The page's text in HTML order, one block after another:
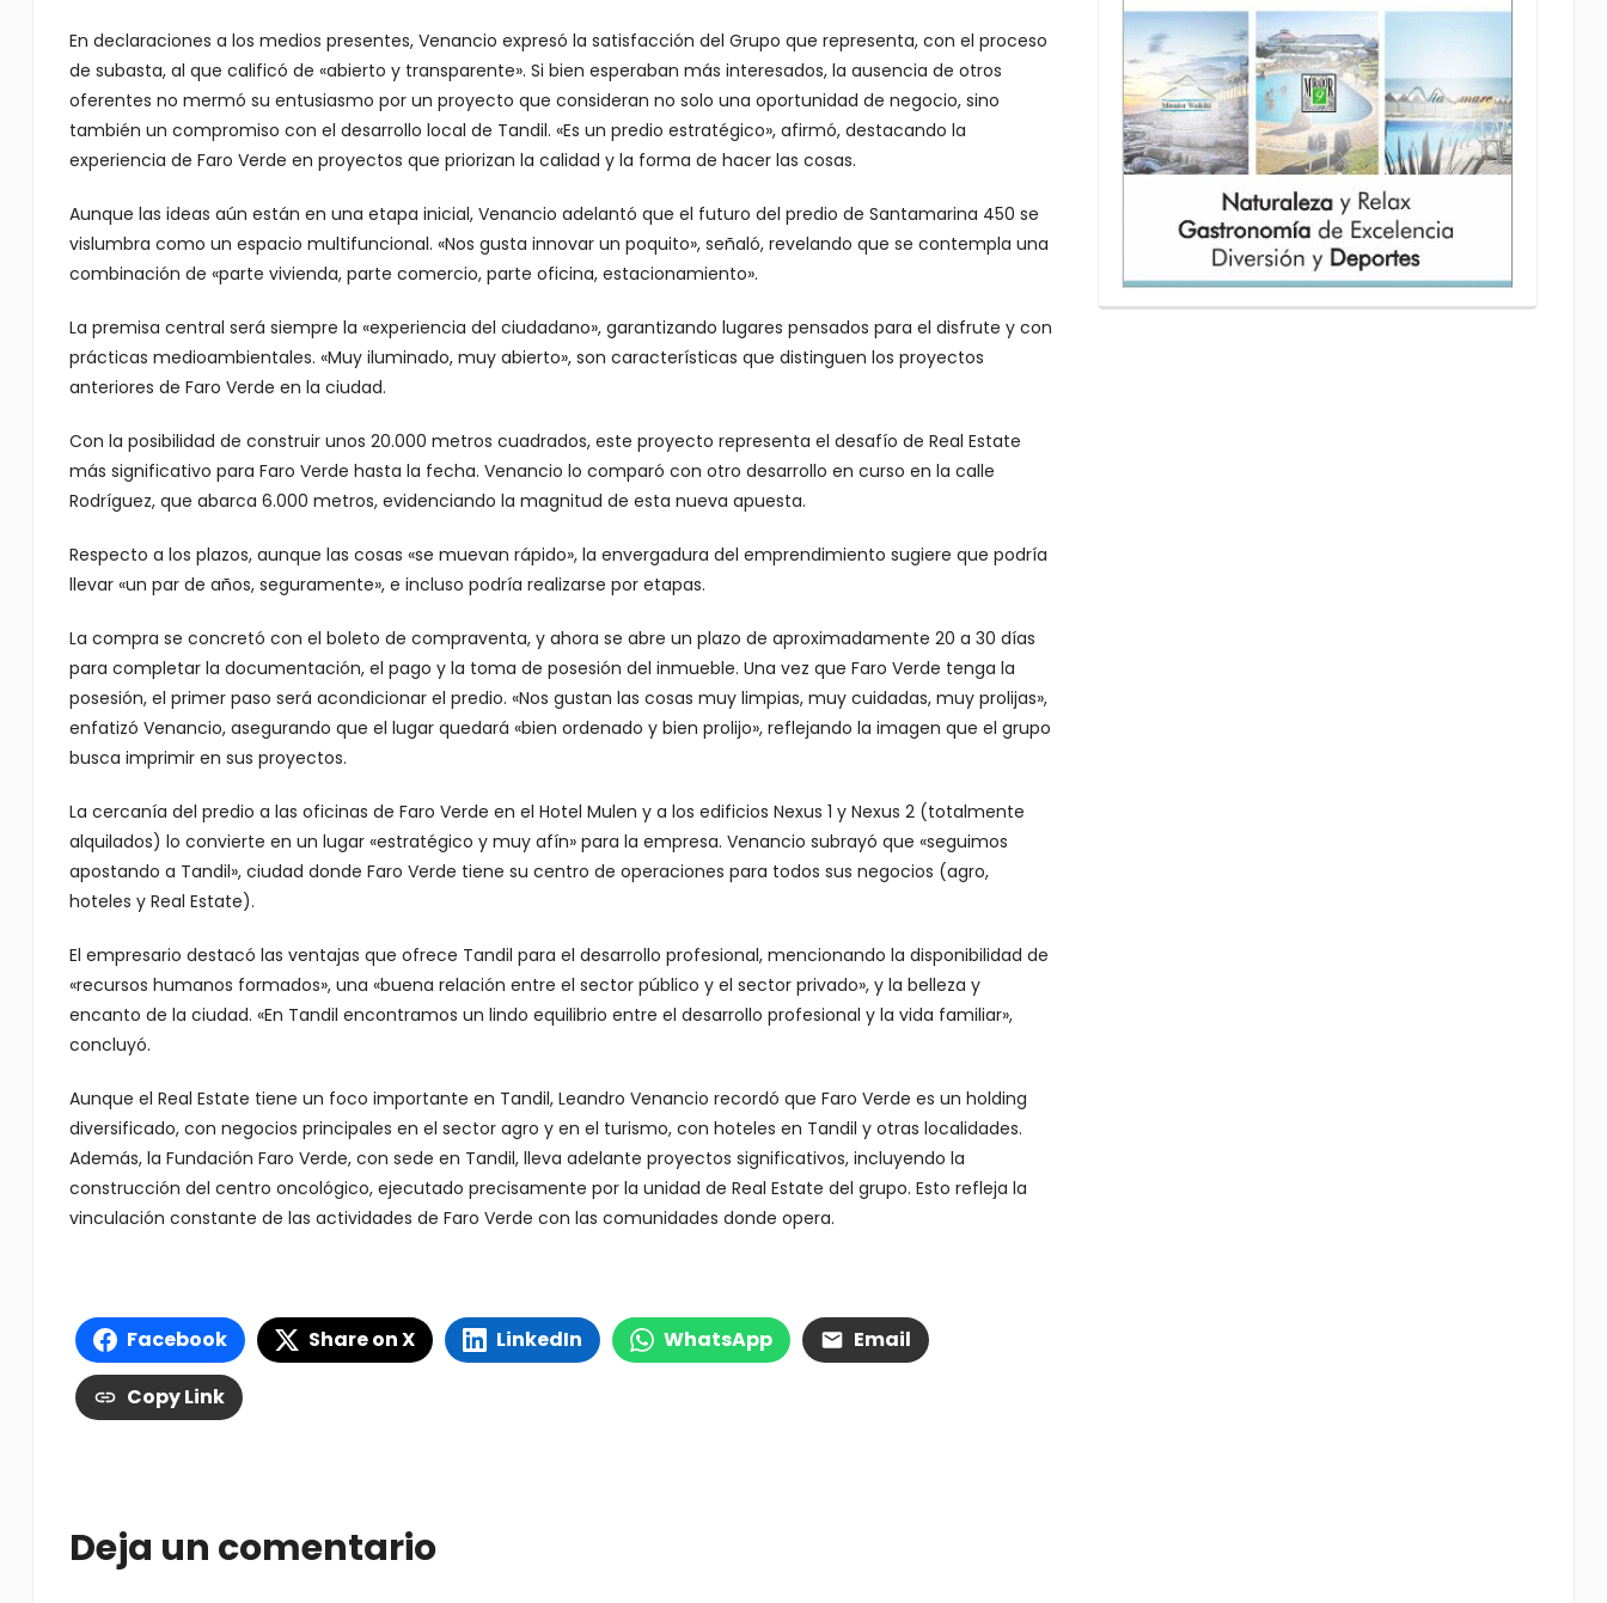
En declaraciones a los medios presentes, Venancio expresó la satisfacción del Grupo que representa, con el proceso
de subasta, al que calificó de «abierto y transparente». Si bien esperaban más interesados, la ausencia de otros
oferentes no mermó su entusiasmo por un proyecto que consideran no solo una oportunidad de negocio, sino
también un compromiso con el desarrollo local de Tandil. «Es un predio estratégico», afirmó, destacando la
experiencia de Faro Verde en proyectos que priorizan la calidad y la forma de hacer las cosas.
Aunque las ideas aún están en una etapa inicial, Venancio adelantó que el futuro del predio de Santamarina 450 se
vislumbra como un espacio multifuncional. «Nos gusta innovar un poquito», señaló, revelando que se contempla una
combinación de «parte vivienda, parte comercio, parte oficina, estacionamiento».
La premisa central será siempre la «experiencia del ciudadano», garantizando lugares pensados para el disfrute y con
prácticas medioambientales. «Muy iluminado, muy abierto», son características que distinguen los proyectos
anteriores de Faro Verde en la ciudad.
Con la posibilidad de construir unos 20.000 metros cuadrados, este proyecto representa el desafío de Real Estate
más significativo para Faro Verde hasta la fecha. Venancio lo comparó con otro desarrollo en curso en la calle
Rodríguez, que abarca 6.000 metros, evidenciando la magnitud de esta nueva apuesta.
Respecto a los plazos, aunque las cosas «se muevan rápido», la envergadura del emprendimiento sugiere que podría
llevar «un par de años, seguramente», e incluso podría realizarse por etapas.
La compra se concretó con el boleto de compraventa, y ahora se abre un plazo de aproximadamente 20 a 30 días
para completar la documentación, el pago y la toma de posesión del inmueble. Una vez que Faro Verde tenga la
posesión, el primer paso será acondicionar el predio. «Nos gustan las cosas muy limpias, muy cuidadas, muy prolijas»,
enfatizó Venancio, asegurando que el lugar quedará «bien ordenado y bien prolijo», reflejando la imagen que el grupo
busca imprimir en sus proyectos.
La cercanía del predio a las oficinas de Faro Verde en el Hotel Mulen y a los edificios Nexus 1 y Nexus 2 (totalmente
alquilados) lo convierte en un lugar «estratégico y muy afín» para la empresa. Venancio subrayó que «seguimos
apostando a Tandil», ciudad donde Faro Verde tiene su centro de operaciones para todos sus negocios (agro,
hoteles y Real Estate).
El empresario destacó las ventajas que ofrece Tandil para el desarrollo profesional, mencionando la disponibilidad de
«recursos humanos formados», una «buena relación entre el sector público y el sector privado», y la belleza y
encanto de la ciudad. «En Tandil encontramos un lindo equilibrio entre el desarrollo profesional y la vida familiar»,
concluyó.
Aunque el Real Estate tiene un foco importante en Tandil, Leandro Venancio recordó que Faro Verde es un holding
diversificado, con negocios principales en el sector agro y en el turismo, con hoteles en Tandil y otras localidades.
Además, la Fundación Faro Verde, con sede en Tandil, lleva adelante proyectos significativos, incluyendo la
construcción del centro oncológico, ejecutado precisamente por la unidad de Real Estate del grupo. Esto refleja la
vinculación constante de las actividades de Faro Verde con las comunidades donde opera.
Facebook Share on X LinkedIn WhatsApp Email
Copy Link
Deja un comentario